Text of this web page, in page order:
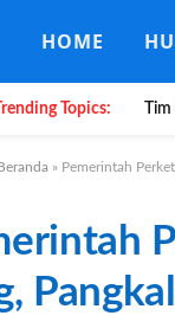
HOME
Topics:
» Pemerintah